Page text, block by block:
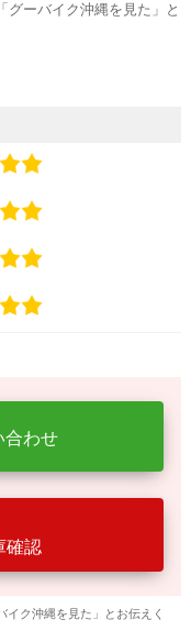
ーバイク沖縄を見た」と
合わせ
確認
ク沖縄を見た」とお伝えく